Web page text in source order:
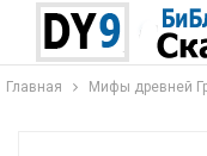
Главная Мифы древней